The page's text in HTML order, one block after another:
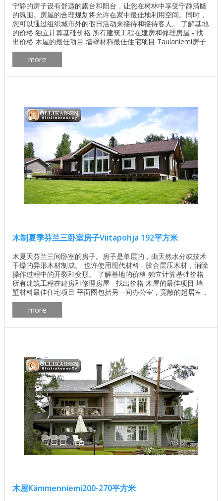
宁静的房子设有舒适的露台和阳台，让您在树林中享受宁静清幽
的氛围。房屋的合理规划将允许在家中最佳地利用空间。同时，
您可以通过组织城市外的假日活动来接待和接待客人。 了解基地
的价格 独立计算基础价格 所有建筑工程在建房和修理房屋 - 找
出价格 木屋的最佳项目 墙壁材料最佳住宅项目 Taulaniemi房子
的平面图 一个木房子Taulaniemi的内部版本 Taulaniemi房子外
墙的计划 ...
more
木制夏季芬兰三卧室房子Viitapohja 192平方米
木夏天芬兰三间卧室的房子。房子是单层的，由天然水分或技术
干燥的异形木材制成。 也许使用现代材料 - 胶合层压木材，消除
操作过程中的开裂和变形。 了解基地的价格 独立计算基础价格
所有建筑工程在建房和修理房屋 - 找出价格 木屋的最佳项目 墙
壁材料最佳住宅项目 平面图包括另一间办公室，宽敞的起居室，
厨房，两间浴室和整个房子的露台。 Viitapohja房子的面积为
192米。 木屋Viitapohja的平面图，面积为192平方米 房子
Viitapohja内部的照片 ...
more
木屋Kämmenniemi200-270平方米